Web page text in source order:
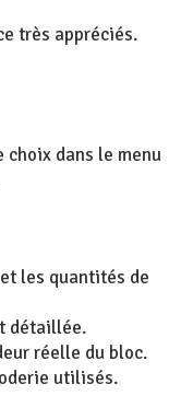
très appréciés.
choix dans le menu
les quantités de
détaillée.
réelle du bloc.
utilisés.